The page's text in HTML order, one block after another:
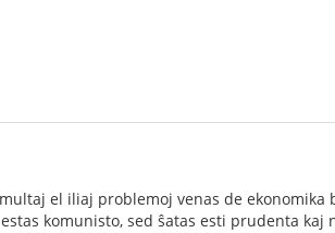
el iliaj problemoj venas de ekonomika
komunisto, sed ŝatas esti prudenta kaj